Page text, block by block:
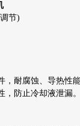
节)
耐腐蚀、导热性能
防止冷却液泄漏。